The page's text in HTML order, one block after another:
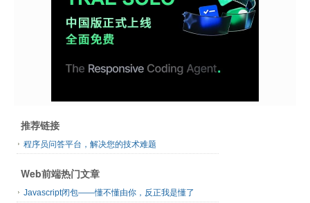
推荐链接
程序员问答平台，解决您的技术难题
Web前端热门文章
Javascript闭包——懂不懂由你，反正我是懂了